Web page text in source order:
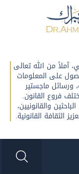
من الله تعالى
على المعلومات
ورسائل ماجستير
فروع القانون.
والقانونيين،
الثقافة القانونية.